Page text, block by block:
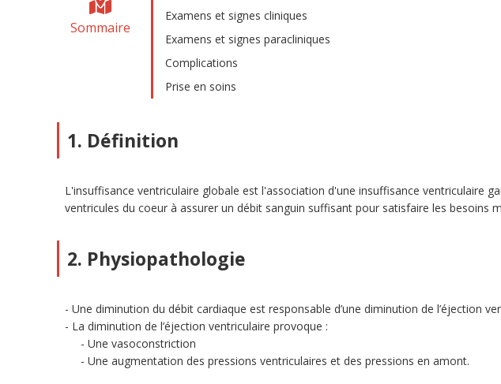
Sommaire
Examens et signes cliniques
Examens et signes paracliniques
Complications
Prise en soins
1. Définition
L'insuffisance ventriculaire globale est l'association d'une insuffisance ventriculaire
ventricules du coeur à assurer un débit sanguin suffisant pour satisfaire les besoins
2. Physiopathologie
Une diminution du débit cardiaque est responsable d’une diminution de l’éjection
La diminution de l’éjection ventriculaire provoque :
Une vasoconstriction
Une augmentation des pressions ventriculaires et des pressions en amont.